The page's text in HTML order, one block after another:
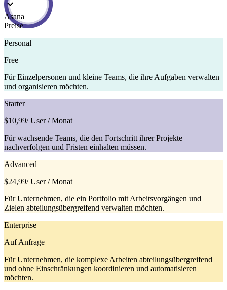
Asana
Preise
Personal
Free
Für Einzelpersonen und kleine Teams, die ihre Aufgaben verwalten
und organisieren möchten.
Starter
$10,99/ User / Monat
Für wachsende Teams, die den Fortschritt ihrer Projekte
nachverfolgen und Fristen einhalten müssen.
Advanced
$24,99/ User / Monat
Für Unternehmen, die ein Portfolio mit Arbeitsvorgängen und
Zielen abteilungsübergreifend verwalten möchten.
Enterprise
Auf Anfrage
Für Unternehmen, die komplexe Arbeiten abteilungsübergreifend
und ohne Einschränkungen koordinieren und automatisieren
möchten.